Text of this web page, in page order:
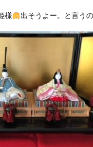
様 出そうよー。と言う